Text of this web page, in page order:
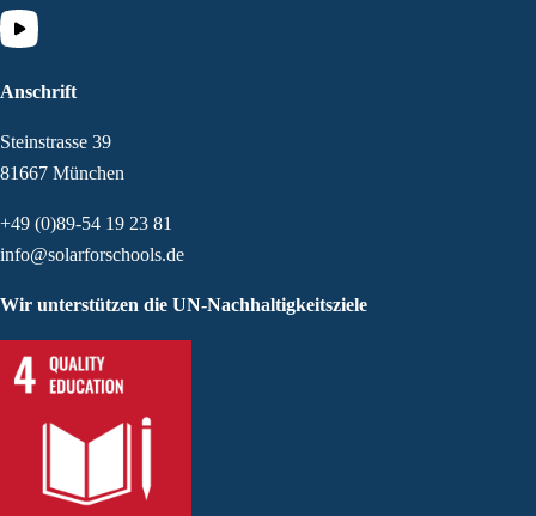
Anschrift
Steinstrasse 39
81667 München
+49 (0)89-54 19 23 81
info@solarforschools.de
Wir unterstützen die UN-Nachhaltigkeitsziele